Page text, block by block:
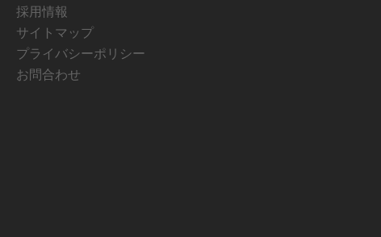
採用情報
サイトマップ
プライバシーポリシー
お問合わせ